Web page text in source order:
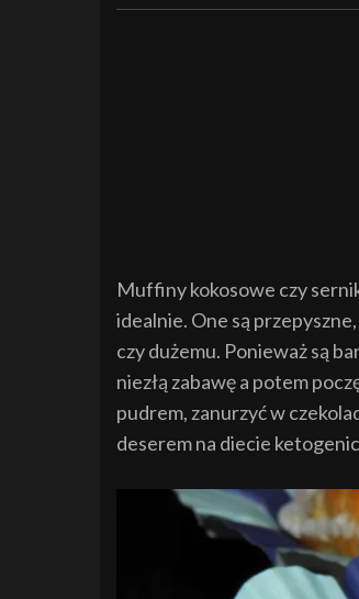
Muffiny kokosowe czy
idealnie. One są
czy dużemu. Ponieważ są
niezłą zabawę a potem
pudrem, zanurzyć w
deserem na diecie